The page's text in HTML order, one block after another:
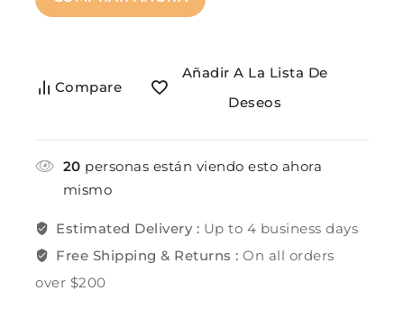
Compare
Añadir A La Lista De
Deseos
20 personas están viendo esto ahora
mismo
Estimated Delivery : Up to 4 business days
Free Shipping & Returns :On all orders
over $200